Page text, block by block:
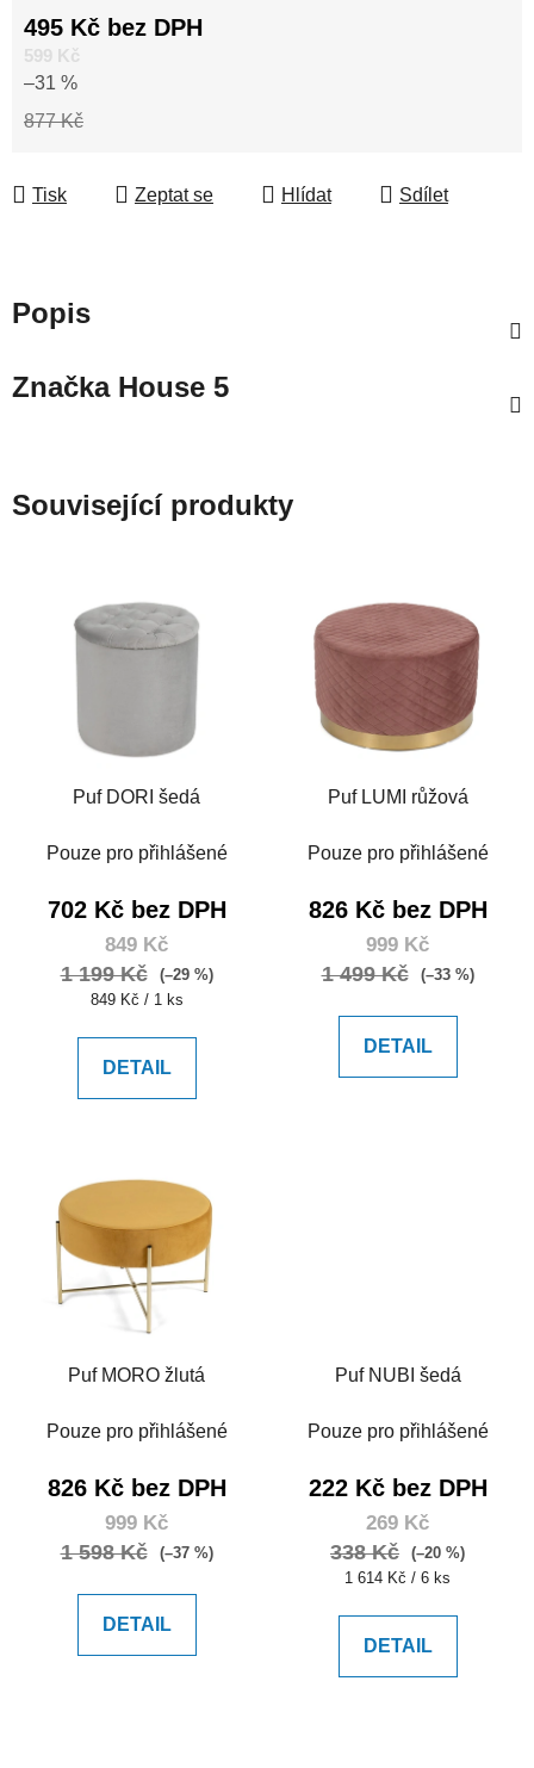
877 Kč
–31 %
599 Kč
495 Kč bez DPH
Tisk Zeptat se Hlídat Sdílet
Popis
ZnačkaHouse 5
Související produkty
Puf DORI šedá
Pouze pro přihlášené
702 Kč bez DPH
849 Kč
1 199 Kč
(–29 %)
Měrná
849 Kč / 1 ks
DETAIL
Puf LUMI růžová
Pouze pro přihlášené
826 Kč bez DPH
999 Kč
1 499 Kč (–33 %)
DETAIL
Puf MORO žlutá
Pouze pro přihlášené
826 Kč bez DPH
999 Kč
1 598 Kč (–37 %)
DETAIL
Puf NUBI šedá
Pouze pro přihlášené
222 Kč bez DPH
269 Kč
338 Kč
(–20 %)
Měrná
1 614 Kč / 6 ks
DETAIL